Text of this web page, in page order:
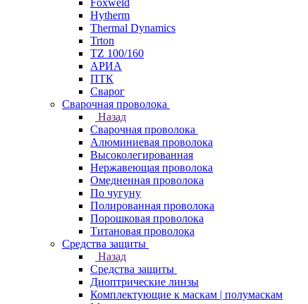
Foxweld
Hytherm
Thermal Dynamics
Trton
TZ 100/160
АРИА
ПТК
Сварог
Сварочная проволока
Назад
Сварочная проволока
Алюминиевая проволока
Высоколегированная
Нержавеющая проволока
Омедненная проволока
По чугуну
Полированная проволока
Порошковая проволока
Титановая проволока
Средства защиты
Назад
Средства защиты
Диоптрические линзы
Комплектующие к маскам | полумаскам